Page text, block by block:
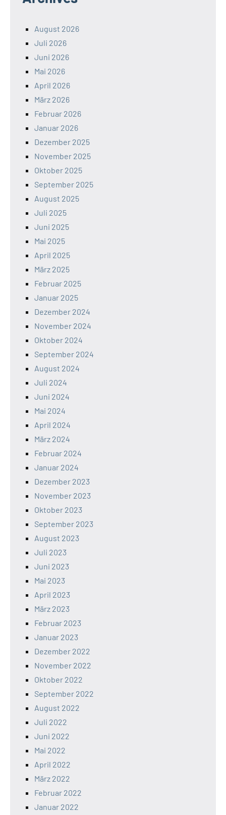
August 2026
Juli 2026
Juni 2026
Mai 2026
April 2026
März 2026
Februar 2026
Januar 2026
Dezember 2025
November 2025
Oktober 2025
September 2025
August 2025
Juli 2025
Juni 2025
Mai 2025
April 2025
März 2025
Februar 2025
Januar 2025
Dezember 2024
November 2024
Oktober 2024
September 2024
August 2024
Juli 2024
Juni 2024
Mai 2024
April 2024
März 2024
Februar 2024
Januar 2024
Dezember 2023
November 2023
Oktober 2023
September 2023
August 2023
Juli 2023
Juni 2023
Mai 2023
April 2023
März 2023
Februar 2023
Januar 2023
Dezember 2022
November 2022
Oktober 2022
September 2022
August 2022
Juli 2022
Juni 2022
Mai 2022
April 2022
März 2022
Februar 2022
Januar 2022